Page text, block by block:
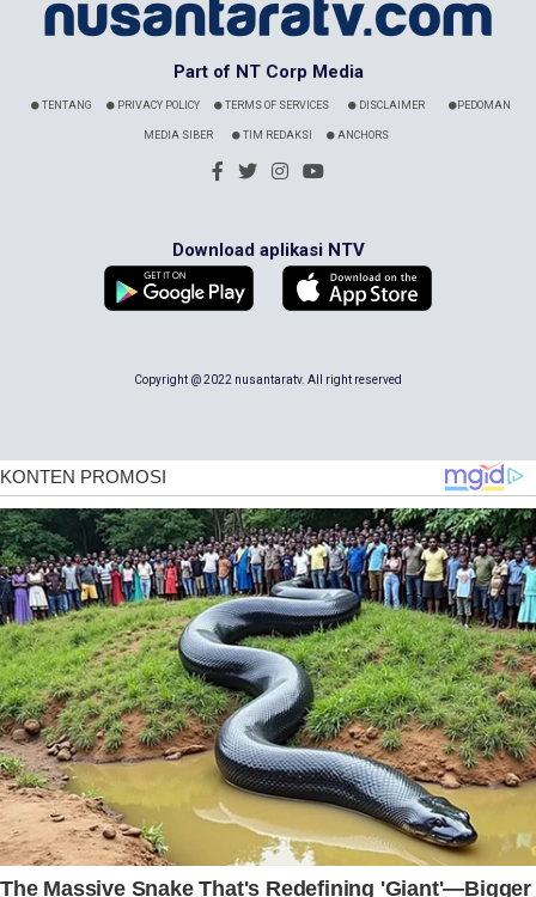
Part of NT Corp Media
TENTANG PRIVACY POLICY TERMS OF SERVICES DISCLAIMER PEDOMAN
MEDIA SIBER TIM REDAKSI ANCHORS
Download aplikasi NTV
Copyright @ 2022 nusantaratv. All right reserved